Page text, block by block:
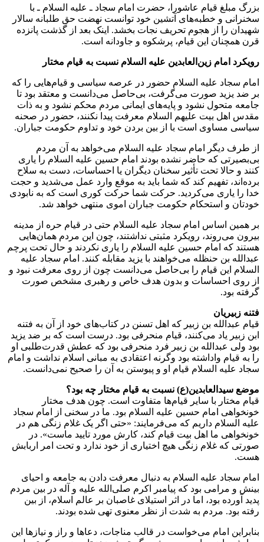
بزرگ مبلغ قیام عاشورا، حضرت امام سجاد ـ علیه السلام ـ با
سخنرانی و خطبه‌های آتشین خود توانست نهضت حق طلبانه سالار
شهیدان را از هجوم تحریف نجات بخشد. اینک بعد از گذشت پانزده
قرن همچنان این قیام، پرشکوه و جاودانه است.
رویکرد امام زین‌العابدین علیه السلام نسبت به قیام مختار
امام سجاد علیه السلام حضور در عرصه سیاسی و قیام‌هایی را که
بر ضد یزید صورت می‌گرفت، بی‌حاصل می‌دانست و معتقد بود تا
جامعه متحول نشود و پایه‌های ایمانی مردم محکم نشود و به ذات
مقدس اهل بیت علیهم السلام معرفت پیدا نکنند، حضور در صحنه
سیاسی مساوی است با از بین بردن خود و تداوم حکومت جباران.
از طرف دیگر امام سجاد علیه السلام می‌خواهد به آن مردم
بی‌بصیرتی که حاضر نشده بودند امام حسین علیه السلام را یاری
کنند و حالا تحت تأثیر سخنان دیگران یا احساسات، دست به سلاح
برده‌اند، تفهیم کند که شما باید به موقع وارد عمل می‌شدید و حجت
خدا را یاری می‌کردید. حرکت شما حرکت کوری است که به نابودی
خودتان و استحکام حکومت جباران اموی منتهی خواهد شد.
بر همین اساس امام سجاد علیه السلام حتی در قیام حره از مدینه
بیرون می‌روند، رویکرد مثبتی نداشتند، چون این مردم همان‌هایی
هستند که امام حسین علیه السلام را یاری نکردند و حال تحت پرچم
عبدالله بن حنظله می‌خواهند با یزید مقابله کنند. امام سجاد علیه
السلام این قیام را بی‌حاصل می‌دانست چون از روی معرفت نبود و
از روی احساسات و بدون هدف خاص و رهبری مشخص صورت
گرفته بود.
فتنه زبیریان
قیام عبدالله بن زبیر که اهل تسنن در کتاب‌های خود از آن به فتنه
ابن زبیر یاد می‌کنند، قیام منحرفی بود. درست است که بر ضد یزید
بود ولی عبدالله بن زبیر فرد منحرفی بود که عطش قدرت‌طلبی او
را به قیام واداشته بود وگرنه اعتقادی به مبانی اسلام نداشت و امام
سجاد علیه السلام قیام او و پیوستن به آن را صحیح نمی‌دانست.
موضع سیدالعابدین(ع) نسبت به قیام مختار چه بود؟
قیام مختار با سایر قیام‌ها متفاوت است. چون هدف مختار
خونخواهی امام حسین علیه السلام بود. ما در سخنی از امام سجاد
علیه السلام داریم که می‌فرمایند: «حتی اگر یک غلام زنگی هم در
خونخواهی ما اهل بیت قیام کند، کارش مورد تایید ماست». در
صورتی که غلام زنگی هیچ اختیاری از خود ندارد و تحت امر اربابش
هست.
امام سجاد علیه السلام به دنبال معرفت دادن به جامعه و احیای
بینش و مرامی بود که پیامبر اکرم صلی‌الله علیه و آله در بین مردم
پدید آورده بود، اما در اثر استیلای غاصبان بر عالم اسلام، از بین
رفته بود. مردم به شدت از نظر معنوی تهی شده بودند.
بنابراین امام می‌خواست در قالب مناجات، دعاها و راز و نیازها این